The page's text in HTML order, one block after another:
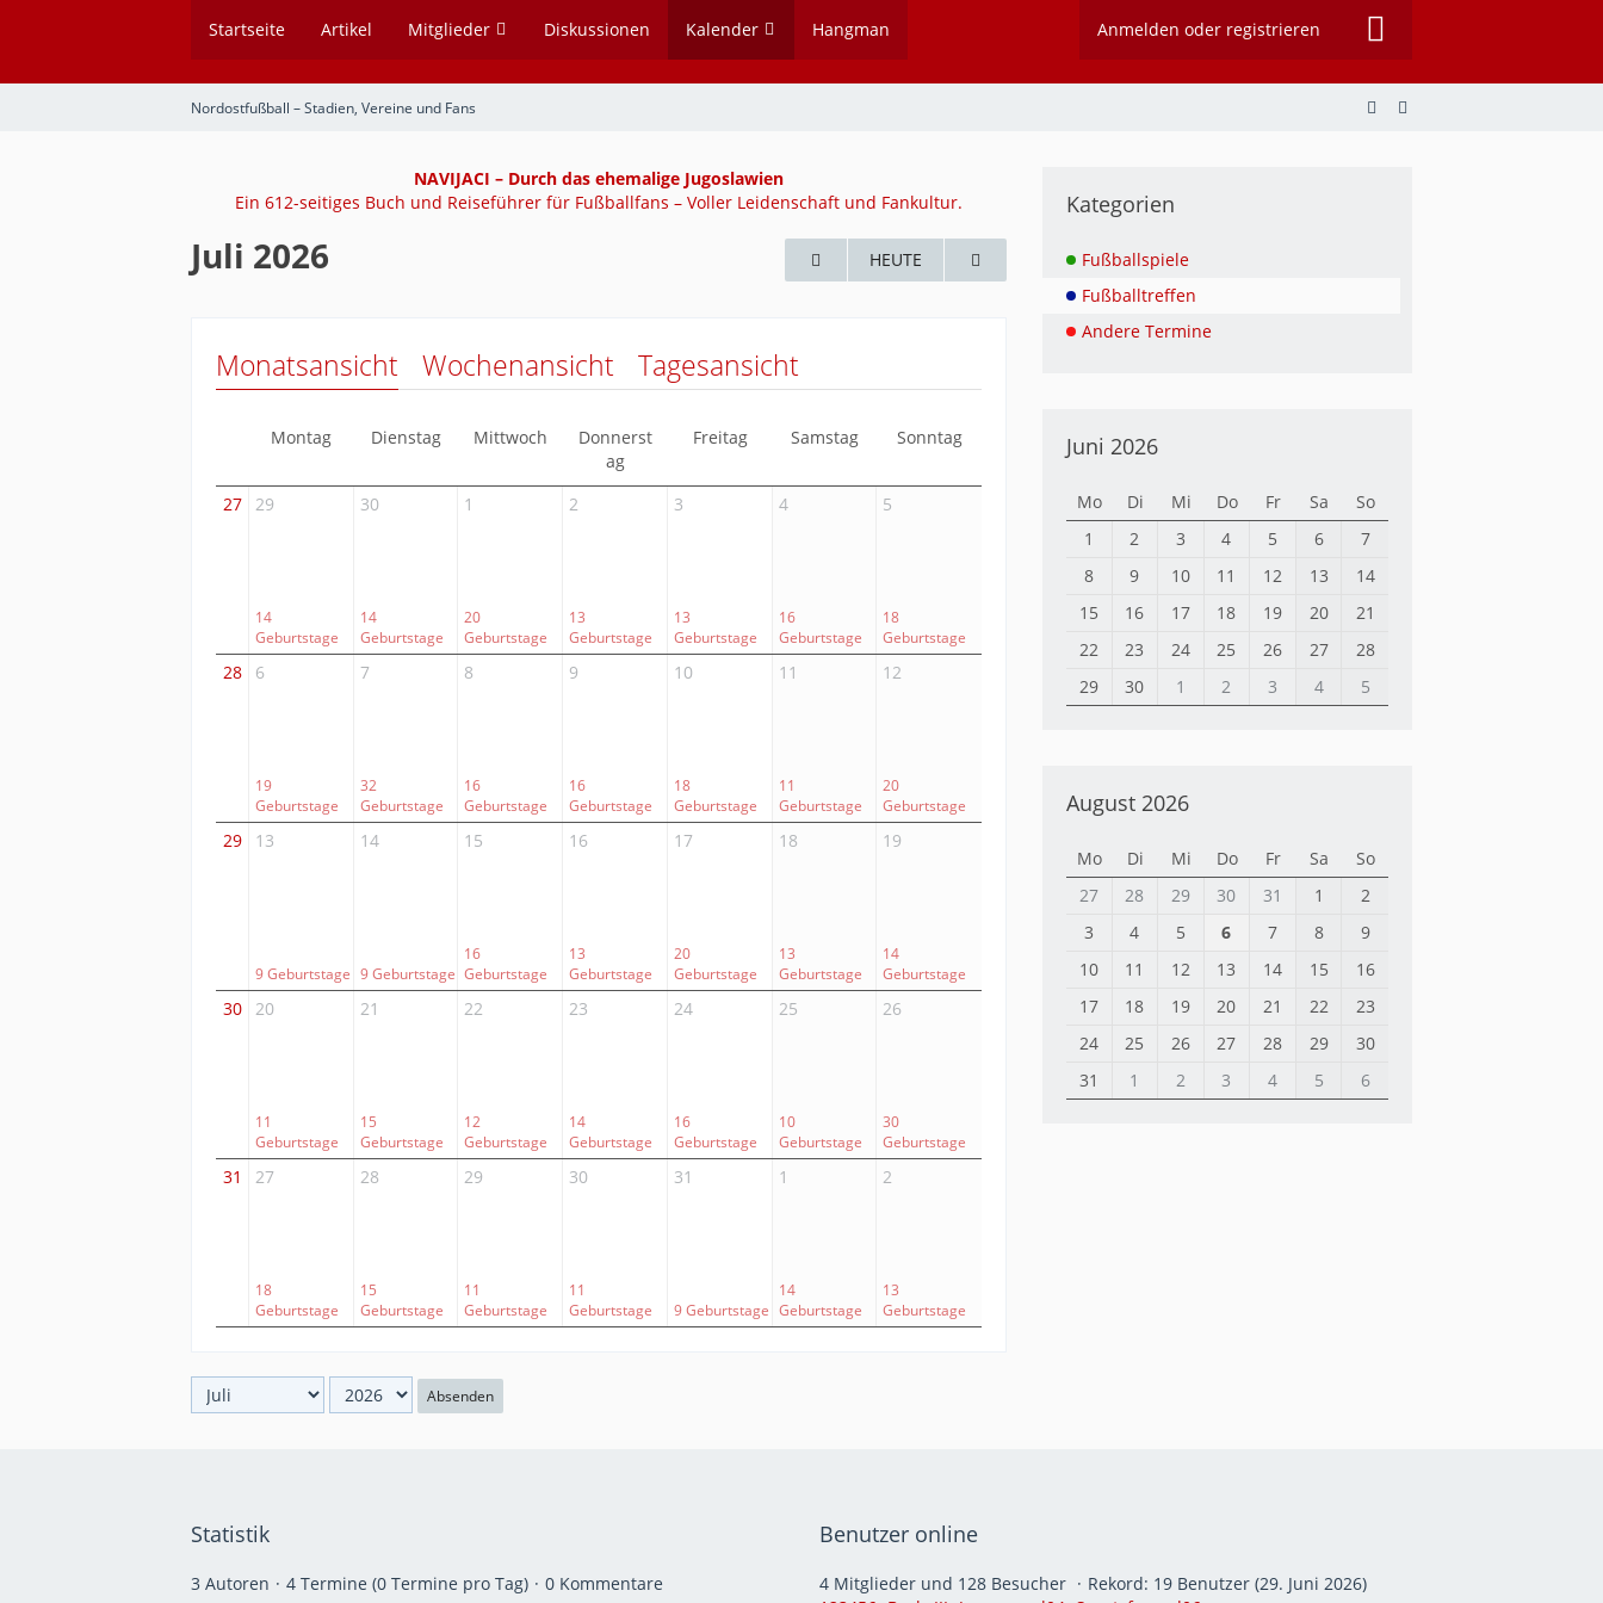
Startseite Artikel Mitglieder Diskussionen Kalender Hangman Anmelden oder registrieren
Nordostfußball – Stadien, Vereine und Fans
NAVIJACI – Durch das ehemalige Jugoslawien
Ein 612-seitiges Buch und Reiseführer für Fußballfans – Voller Leidenschaft und Fankultur.
Juli 2026 HEUTE
Monatsansicht Wochenansicht Tagesansicht
Montag Dienstag Mittwoch
Donnerst
ag
Freitag Samstag Sonntag
27 29
14
Geburtstage
30
14
Geburtstage
1
20
Geburtstage
2
13
Geburtstage
3
13
Geburtstage
4
16
Geburtstage
5
18
Geburtstage
28 6
19
Geburtstage
7
32
Geburtstage
8
16
Geburtstage
9
16
Geburtstage
10
18
Geburtstage
11
11
Geburtstage
12
20
Geburtstage
29 13
9 Geburtstage
14
9 Geburtstage
15
16
Geburtstage
16
13
Geburtstage
17
20
Geburtstage
18
13
Geburtstage
19
14
Geburtstage
30 20
11
Geburtstage
21
15
Geburtstage
22
12
Geburtstage
23
14
Geburtstage
24
16
Geburtstage
25
10
Geburtstage
26
30
Geburtstage
31 27
18
Geburtstage
28
15
Geburtstage
29
11
Geburtstage
30
11
Geburtstage
31
9 Geburtstage
1
14
Geburtstage
2
13
Geburtstage
Absenden
Kategorien
Fußballspiele
Fußballtreffen
Andere Termine
Juni 2026
Mo Di Mi Do Fr Sa
So
1
2 3 4 5 6
7
8
9 10 11 12 13
14
15
16 17 18 19 20
21
22
23 24 25 26 27
28
29
30 1 2 3 4 5
August 2026
Mo Di Mi Do Fr Sa
So
27
28 29 30 31 1
2
3
4 5 6 7 8
9
10
11 12 13 14 15
16
17
18 19 20 21 22
23
24
25 26 27 28 29
30
31
1 2 3 4 5 6
Statistik
3 Autoren 4 Termine (0 Termine pro Tag) 0 Kommentare
Benutzer online
4 Mitglieder und 128 Besucher Rekord: 19 Benutzer (29. Juni 2026)